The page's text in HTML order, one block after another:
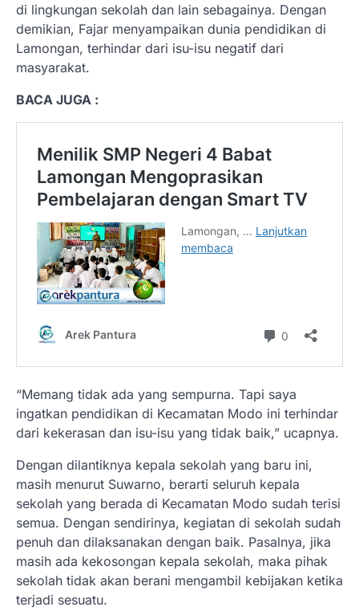
di lingkungan sekolah dan lain sebagainya. Dengan
demikian, Fajar menyampaikan dunia pendidikan di
Lamongan, terhindar dari isu-isu negatif dari
masyarakat.
BACA JUGA :
“Memang tidak ada yang sempurna. Tapi saya
ingatkan pendidikan di Kecamatan Modo ini terhindar
dari kekerasan dan isu-isu yang tidak baik,” ucapnya.
Dengan dilantiknya kepala sekolah yang baru ini,
masih menurut Suwarno, berarti seluruh kepala
sekolah yang berada di Kecamatan Modo sudah terisi
semua. Dengan sendirinya, kegiatan di sekolah sudah
penuh dan dilaksanakan dengan baik. Pasalnya, jika
masih ada kekosongan kepala sekolah, maka pihak
sekolah tidak akan berani mengambil kebijakan ketika
terjadi sesuatu.